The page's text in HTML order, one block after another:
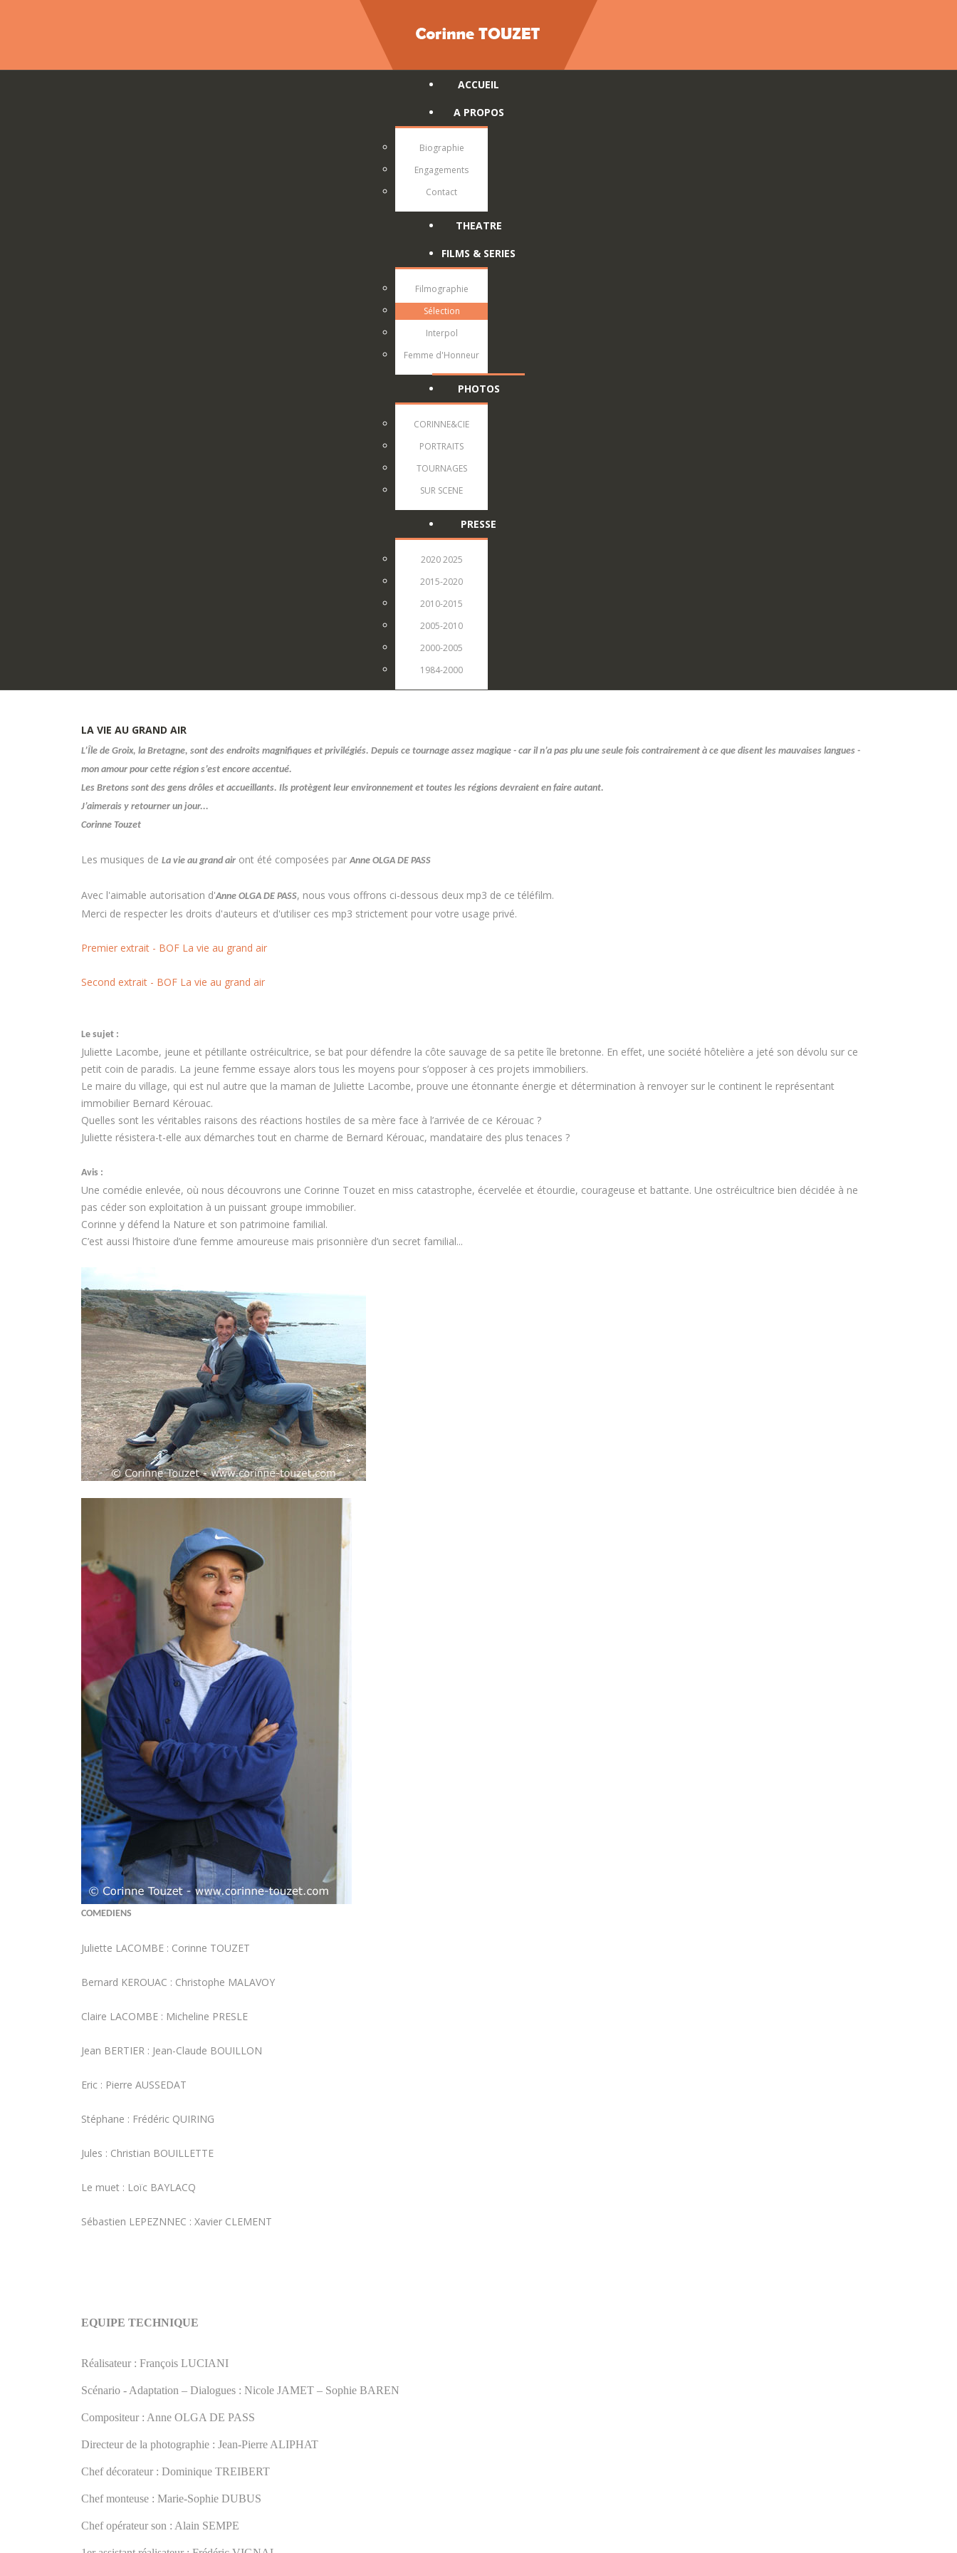
ACCUEIL
A PROPOS
Biographie
Engagements
Contact
THEATRE
FILMS & SERIES
Filmographie
Sélection
Interpol
Femme d'Honneur
PHOTOS
CORINNE&CIE
PORTRAITS
TOURNAGES
SUR SCENE
PRESSE
2020 2025
2015-2020
2010-2015
2005-2010
2000-2005
1984-2000
LA VIE AU GRAND AIR
L’Île de Groix, la Bretagne, sont des endroits magnifiques et privilégiés. Depuis ce tournage assez magique - car il n’a pas plu une seule fois contrairement à ce que disent les mauvaises langues -
mon amour pour cette région s’est encore accentué.
Les Bretons sont des gens drôles et accueillants. Ils protègent leur environnement et toutes les régions devraient en faire autant.
J’aimerais y retourner un jour...
Corinne Touzet
Les musiques de La vie au grand air ont été composées parAnne OLGA DE PASS
Avec l'aimable autorisation d'Anne OLGA DE PASS, nous vous offrons ci-dessous deux mp3 de ce téléfilm.
Merci de respecter les droits d'auteurs et d'utiliser ces mp3 strictement pour votre usage privé.
Premier extrait - BOF La vie au grand air
Second extrait - BOF La vie au grand air
Le sujet :
Juliette Lacombe, jeune et pétillante ostréicultrice, se bat pour défendre la côte sauvage de sa petite île bretonne. En effet, une société hôtelière a jeté son dévolu sur ce
petit coin de paradis. La jeune femme essaye alors tous les moyens pour s’opposer à ces projets immobiliers.
Le maire du village, qui est nul autre que la maman de Juliette Lacombe, prouve une étonnante énergie et détermination à renvoyer sur le continent le représentant
immobilier Bernard Kérouac.
Quelles sont les véritables raisons des réactions hostiles de sa mère face à l’arrivée de ce Kérouac ?
Juliette résistera-t-elle aux démarches tout en charme de Bernard Kérouac, mandataire des plus tenaces ?
Avis :
Une comédie enlevée, où nous découvrons une Corinne Touzet en miss catastrophe, écervelée et étourdie, courageuse et battante. Une ostréicultrice bien décidée à ne
pas céder son exploitation à un puissant groupe immobilier.
Corinne y défend la Nature et son patrimoine familial.
C’est aussi l’histoire d’une femme amoureuse mais prisonnière d’un secret familial...
COMEDIENS
Juliette LACOMBE : Corinne TOUZET
Bernard KEROUAC : Christophe MALAVOY
Claire LACOMBE : Micheline PRESLE
Jean BERTIER : Jean-Claude BOUILLON
Eric : Pierre AUSSEDAT
Stéphane : Frédéric QUIRING
Jules : Christian BOUILLETTE
Le muet : Loïc BAYLACQ
Sébastien LEPEZNNEC : Xavier CLEMENT
EQUIPE TECHNIQUE
Réalisateur : François LUCIANI
Scénario - Adaptation – Dialogues : Nicole JAMET – Sophie BAREN
Compositeur : Anne OLGA DE PASS
Directeur de la photographie : Jean-Pierre ALIPHAT
Chef décorateur : Dominique TREIBERT
Chef monteuse : Marie-Sophie DUBUS
Chef opérateur son : Alain SEMPE